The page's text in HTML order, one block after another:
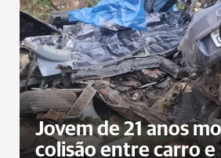
Jovem de 21 anos
colisão entre carro e